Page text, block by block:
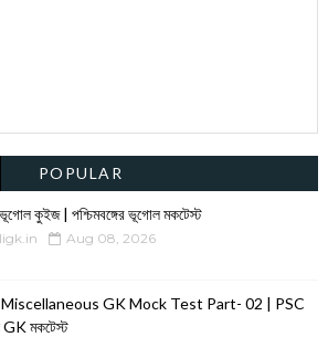
POPULAR
ভূগোল কুইজ | পশ্চিমবঙ্গের ভূগোল মকটেস্ট
Aug 08, 2026
GK Mock Test Part- 02 | PSC
GK মকটেস্ট